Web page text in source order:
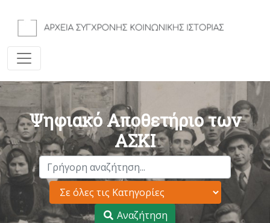
Ψηφιακό Αποθετήριο των
ΑΣΚΙ
Αναζήτηση